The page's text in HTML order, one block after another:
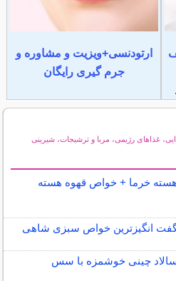
ارتودنسی+ویزیت و مشاوره و
جرم گیری رایگان
غذاهای رژیمی، مربا و ترشیجات، شیرینی
هسته خرما + خواص قهوه هسته
انگیزترین خواص سبزی شاهی
سالاد چینی خوشمزه با سس